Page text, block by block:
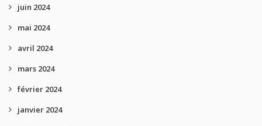
juin 2024
mai 2024
avril 2024
mars 2024
février 2024
janvier 2024